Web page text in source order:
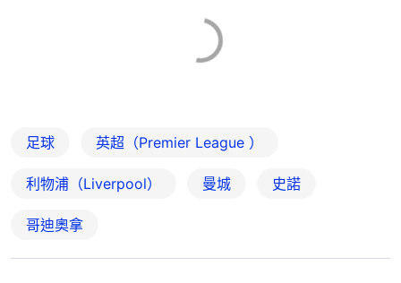
足球 英超（Premier League ）
利物浦（Liverpool） 曼城 史諾
哥迪奧拿